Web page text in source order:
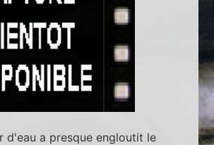
d'eau a presque engloutit le